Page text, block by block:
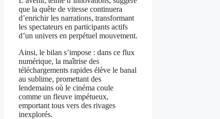
que la quête de vitesse continuera
d’enrichir les narrations, transformant
les spectateurs en participants actifs
d’un univers en perpétuel mouvement.
Ainsi, le bilan s’impose : dans ce flux
numérique, la maîtrise des
téléchargements rapides élève le banal
au sublime, promettant des
lendemains où le cinéma coule
comme un fleuve impétueux,
emportant tous vers des rivages
inexplorés.